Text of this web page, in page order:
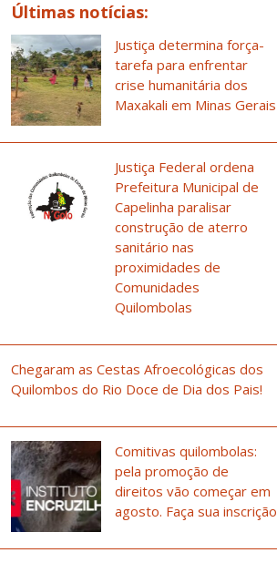
Últimas notícias:
Justiça determina força-
tarefa para enfrentar
crise humanitária dos
Maxakali em Minas Gerais
Justiça Federal ordena
Prefeitura Municipal de
Capelinha paralisar
construção de aterro
sanitário nas
proximidades de
Comunidades
Quilombolas
Chegaram as Cestas Afroecológicas dos
Quilombos do Rio Doce de Dia dos Pais!
Comitivas quilombolas:
pela promoção de
direitos vão começar em
agosto. Faça sua inscrição